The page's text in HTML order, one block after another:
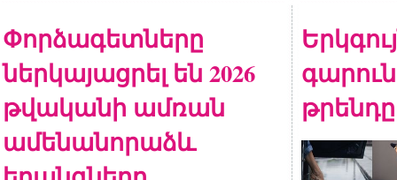
Փորձագետները
ներկայացրել են 2026
թվականի ամռան
ամենանորաձև
թրենդը